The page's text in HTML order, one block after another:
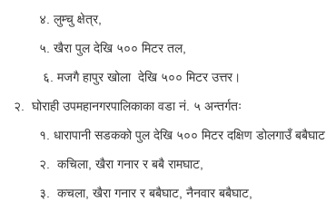
४. लुम्चु क्षेत्र,
५. खैरा पुल देखि ५०० मिटर तल,
६. मजगै हापुर खोला देखि ५०० मिटर उत्तर।
२. घोराही उपमहानगरपालिकाका वडा नं. ५ अन्तर्गतः
१. धारापानी सडकको पुल देखि ५०० मिटर दक्षिण डोलगाउँ बबैघाट,
२. कचिला, खैरा गनार र बबै रामघाट,
३. कचला, खैरा गनार र बबैघाट, नैनवार बबैघाट,